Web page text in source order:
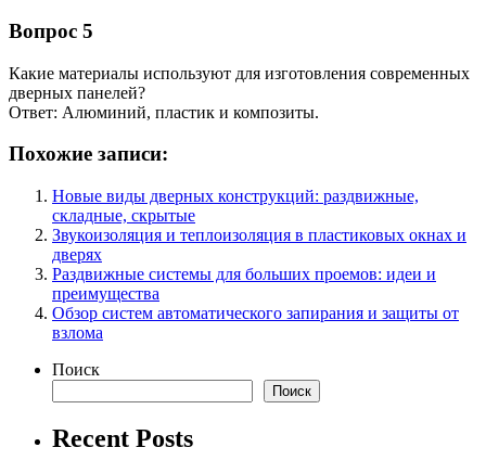
Вопрос 5
Какие материалы используют для изготовления современных
дверных панелей?
Ответ: Алюминий, пластик и композиты.
Похожие записи:
Новые виды дверных конструкций: раздвижные,
складные, скрытые
Звукоизоляция и теплоизоляция в пластиковых окнах и
дверях
Раздвижные системы для больших проемов: идеи и
преимущества
Обзор систем автоматического запирания и защиты от
взлома
Поиск
Поиск
Recent Posts